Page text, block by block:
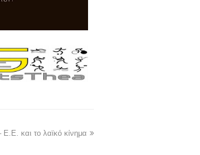
και το λαϊκό κίνημα